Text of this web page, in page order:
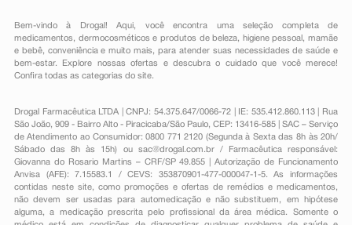
Bem-vindo à Drogal! Aqui, você encontra uma seleção completa de
medicamentos , dermocosméticos e produtos de beleza, higiene pessoal ,mamãe
e bebê, conveniênciae muito mais, para atender suas necessidades de saúde e
bem-estar. Explore nossas ofertas e descubra o cuidado que você merece!
Confira todas as categorias do site.
Drogal Farmacêutica LTDA | CNPJ: 54.375.647/0066-72 | IE: 535.412.860.113 | Rua
São João, 909 - Bairro Alto - Piracicaba/São Paulo, CEP: 13416-585 | SAC – Serviço
de Atendimento ao Consumidor: 0800 771 2120 (Segunda à Sexta das 8h às 20h/
Sábado das 8h às 15h) ou sac@drogal.com.br/ Farmacêutica responsável:
Giovanna do Rosario Martins – CRF/SP 49.855 | Autorização de Funcionamento
Anvisa (AFE): 7.15583.1 / CEVS: 353870901-477-000047-1-5. As informações
contidas neste site, como promoções e ofertas de remédios e medicamentos,
não devem ser usadas para automedicação e não substituem, em hipótese
alguma, a medicação prescrita pelo profissional da área médica. Somente o